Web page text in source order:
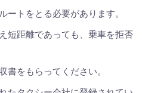
ートをとる必要があります。
短距離であっても、乗車を拒否
書をもらってください。